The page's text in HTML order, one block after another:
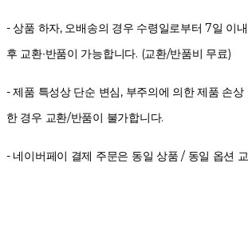
- 상품 하자, 오배송의 경우 수령일로부터 7일 이
후 교환∙반품이 가능합니다. (교환/반품비 무료)
- 제품 특성상 단순 변심, 부주의에 의한 제품 손상
한 경우 교환/반품이 불가합니다.
- 네이버페이 결제 주문은 동일 상품 / 동일 옵션